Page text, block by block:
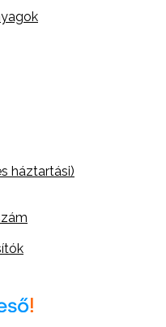
háztartási)